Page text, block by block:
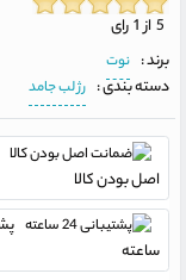
برند : نوت
دسته بندی : رژ لب جامد
اصل بودن کالا
ساعته